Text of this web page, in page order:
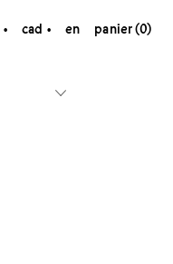
cad en panier (0)